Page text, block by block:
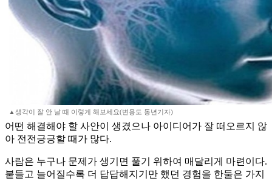
▲생각이 잘 안 날 때 이렇게 해보세요(변용도 동년기자)
어떤 해결해야 할 사안이 생겼으나 아이디어가 잘 떠오르지 않
아 전전긍긍할 때가 많다.
사람은 누구나 문제가 생기면 풀기 위하여 매달리게 마련이다.
붙들고 늘어질수록 더 답답해지기만 했던 경험을 한둘은 가지